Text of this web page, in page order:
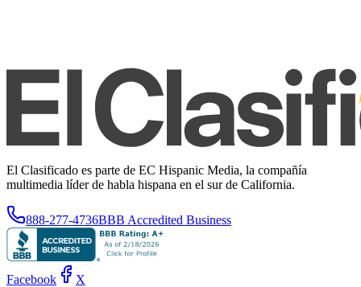
El Clasificado es parte de EC Hispanic Media, la compañía
multimedia líder de habla hispana en el sur de California.
888-277-4736BBB Accredited Business
Facebook X